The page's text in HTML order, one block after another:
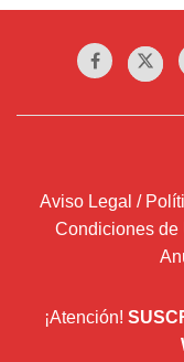
Aviso Legal /
Condiciones de
¡Atención!